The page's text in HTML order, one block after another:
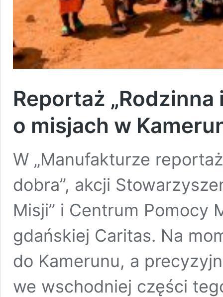
Reportaż
o misjach w
W „Manufakturze
dobra”, akcji
Misji” i Centrum Pomocy
gdańskiej Caritas. Na
do Kamerunu, a
we wschodniej części